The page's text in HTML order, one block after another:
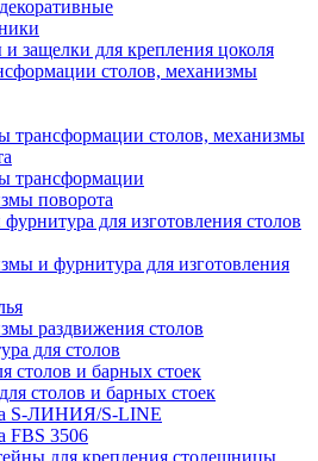
защелки для крепления цоколя
столов, механизмы
трансформации столов, механизмы
трансформации
поворота
для изготовления столов
и фурнитура для изготовления
раздвижения столов
для столов
столов и барных стоек
столов и барных стоек
S-ЛИНИЯ/S-LINE
FBS 3506
для крепления столешницы